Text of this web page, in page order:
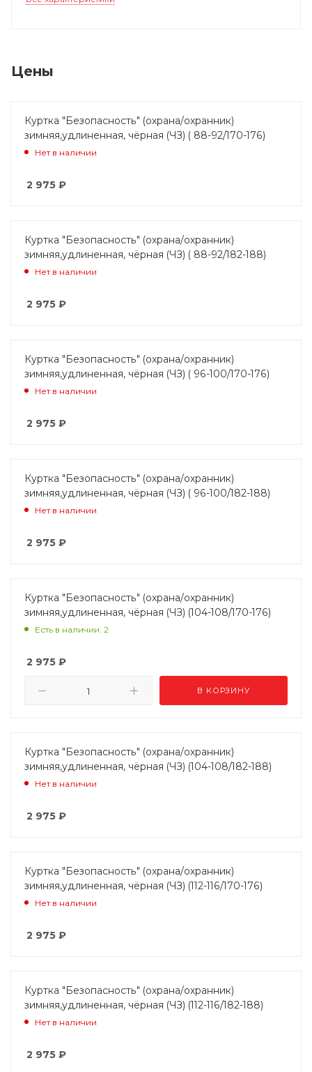
Цены
Куртка "Безопасность" (охрана/охранник)
зимняя,удлиненная, чёрная (ЧЗ) ( 88-92/170-176)
Нет в наличии
2 975 ₽
Куртка "Безопасность" (охрана/охранник)
зимняя,удлиненная, чёрная (ЧЗ) ( 88-92/182-188)
Нет в наличии
2 975 ₽
Куртка "Безопасность" (охрана/охранник)
зимняя,удлиненная, чёрная (ЧЗ) ( 96-100/170-176)
Нет в наличии
2 975 ₽
Куртка "Безопасность" (охрана/охранник)
зимняя,удлиненная, чёрная (ЧЗ) ( 96-100/182-188)
Нет в наличии
2 975 ₽
Куртка "Безопасность" (охрана/охранник)
зимняя,удлиненная, чёрная (ЧЗ) (104-108/170-176)
Есть в наличии: 2
2 975 ₽
В КОРЗИНУ
Куртка "Безопасность" (охрана/охранник)
зимняя,удлиненная, чёрная (ЧЗ) (104-108/182-188)
Нет в наличии
2 975 ₽
Куртка "Безопасность" (охрана/охранник)
зимняя,удлиненная, чёрная (ЧЗ) (112-116/170-176)
Нет в наличии
2 975 ₽
Куртка "Безопасность" (охрана/охранник)
зимняя,удлиненная, чёрная (ЧЗ) (112-116/182-188)
Нет в наличии
2 975 ₽